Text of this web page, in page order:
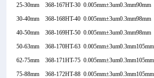
25-30mm
368-167HT-30 0.005mm±3um0.3mm90mm
30-40mm
368-168HT-40 0.005mm±3um0.3mm98mm
40-50mm
368-169HT-50 0.005mm±3um0.3mm98mm
50-63mm
368-170HT-63 0.005mm±3um0.3mm105mm
62-75mm
368-171HT-75 0.005mm±3um0.3mm105mm
75-88mm
368-172HT-88 0.005mm±3um0.3mm105mm